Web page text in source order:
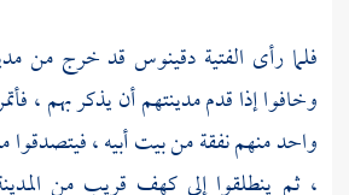
فلما رأى الفتية دقينوس قد خرج من
وخافوا إذا قدم مدينتهم أن يذكر بهم ،
واحد منهم نفقة من بيت أبيه ، فيتصدقوا
، ثم ينطلقوا إلى كهف قريب من